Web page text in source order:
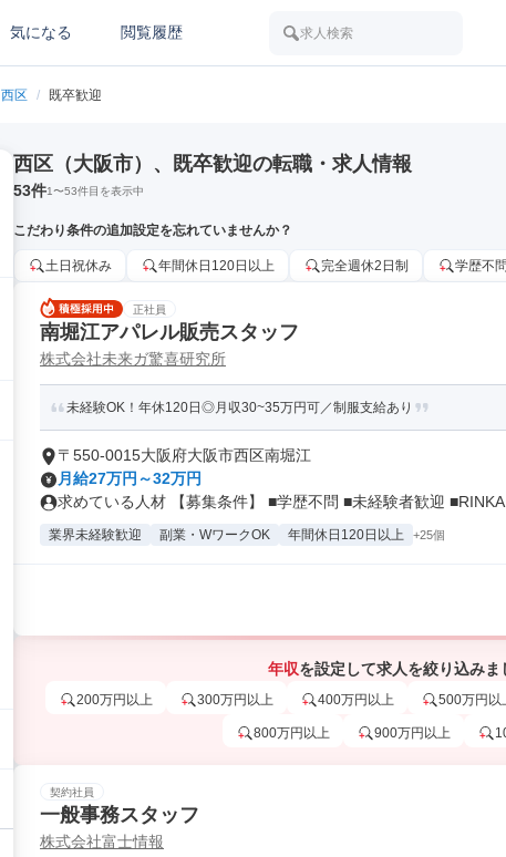
気になる 閲覧履歴 求人検索
西区 / 既卒歓迎
西区（大阪市）、既卒歓迎の転職・求人情報
53件1〜53件目を表示中
こだわり条件の追加設定を忘れていませんか？
土日祝休み 年間休日120日以上 完全週休2日制 学歴不問
正社員
南堀江アパレル販売スタッフ
株式会社未来ガ驚喜研究所
未経験OK！年休120日◎月収30~35万円可／制服支給あり
〒550-0015大阪府大阪市西区南堀江
月給27万円～32万円
求めている人材 【募集条件】 ■学歴不問 ■未経験者歓迎
業界未経験歓迎 副業・WワークOK 年間休日120日以上 +25個
年収を設定して求人を絞り込みま
200万円以上 300万円以上 400万円以上 500万円以
800万円以上 900万円以上
契約社員
一般事務スタッフ
株式会社富士情報